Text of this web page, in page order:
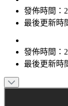
發佈時間：
最後更新時
發佈時間：
最後更新時